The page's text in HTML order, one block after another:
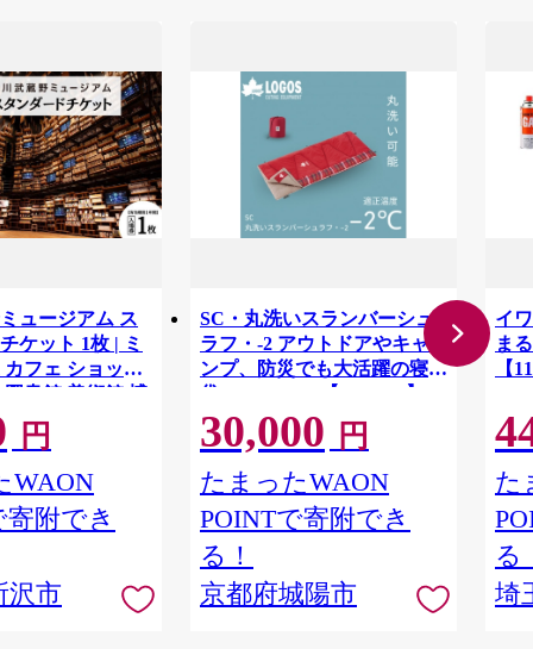
ュージアム ス
ケット 1枚 | ミ
カフェ ショップ
図書館 美術館 博
文化複合施設 文
角川作
劇場 漫画 マンガ
ト 埼玉県 所沢
円
WAON
寄附でき
沢市
SC・丸洗いスランバーシュ
ラフ・-2 アウトドアやキャ
ンプ、防災でも大活躍の寝
袋! 72602035【1663767】
30,000 円
たまったWAON
POINTで寄附でき
る！
京都府城陽市
イ
ま
【
た
る
埼